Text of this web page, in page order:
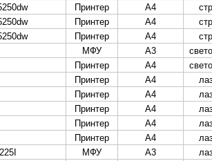
копиры DEVELOP
KYOCERA
Brother